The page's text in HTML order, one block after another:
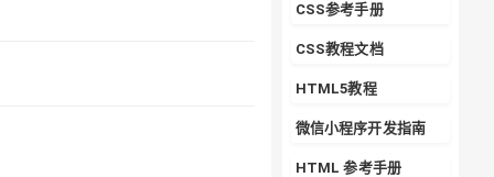
CSS参考手册
CSS教程文档
HTML5教程
微信小程序开发指南
HTML 参考手册